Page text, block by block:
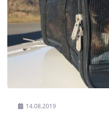
14.08.2019